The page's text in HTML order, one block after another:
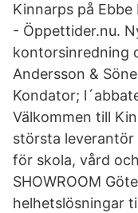
Kinnarps på
- Öppettider.nu.
kontorsinredning
Andersson &
Kondator;
Välkommen till
största
för skola, vård
SHOWROOM
helhetslösningar